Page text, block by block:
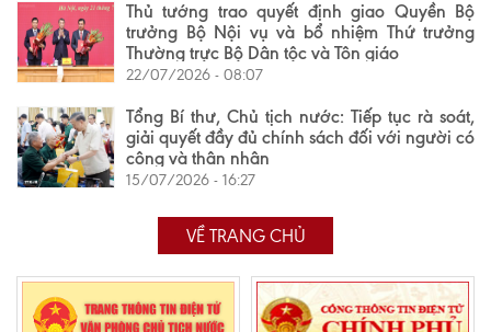
Thủ tướng trao quyết định giao Quyền Bộ
trưởng Bộ Nội vụ và bổ nhiệm Thứ trưởng
Thường trực Bộ Dân tộc và Tôn giáo
22/07/2026 - 08:07
Tổng Bí thư, Chủ tịch nước: Tiếp tục rà soát,
giải quyết đầy đủ chính sách đối với người có
công và thân nhân
15/07/2026 - 16:27
VỀ TRANG CHỦ